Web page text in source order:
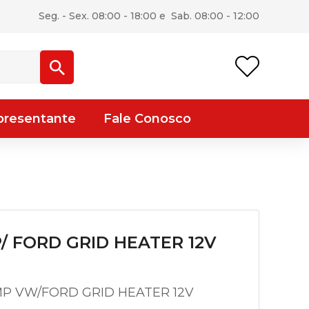
Seg. - Sex. 08:00 - 18:00 e Sab. 08:00 - 12:00
Fale Conosco
FORD GRID HEATER 12V
VW/FORD GRID HEATER 12V